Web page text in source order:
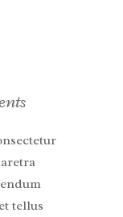
tellus